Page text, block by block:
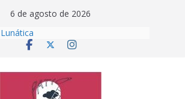
6 de agosto de 2026
Lunática
Pero, hasta entonces…
‘La broma infinita’ de recomendar
lecturas veraniegas
Otra del Mundial